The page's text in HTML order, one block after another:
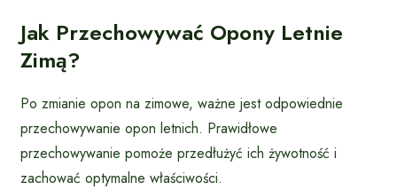
Jak Przechowywać Opony Letnie
Zimą?
Po zmianie opon na zimowe, ważne jest odpowiednie
przechowywanie opon letnich. Prawidłowe
przechowywanie pomoże przedłużyć ich żywotność i
zachować optymalne właściwości.